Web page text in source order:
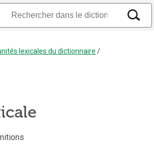
lexicales du dictionnaire /